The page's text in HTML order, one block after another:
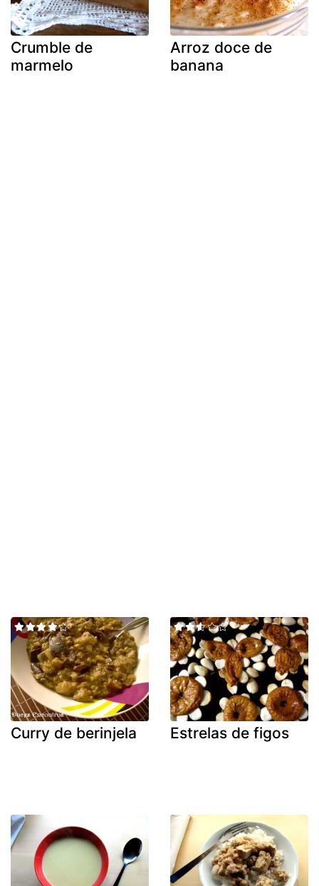
Crumble de
marmelo
Arroz doce de
banana
Curry de berinjela Estrelas de figos